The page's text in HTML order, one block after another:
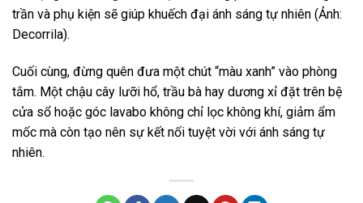
trần và phụ kiện sẽ giúp khuếch đại ánh sáng tự nhiên (Ảnh:
Decorrila).
Cuối cùng, đừng quên đưa một chút “màu xanh” vào phòng
tắm. Một chậu cây lưỡi hổ, trầu bà hay dương xỉ đặt trên bệ
cửa sổ hoặc góc lavabo không chỉ lọc không khí, giảm ẩm
mốc mà còn tạo nên sự kết nối tuyệt vời với ánh sáng tự
nhiên.